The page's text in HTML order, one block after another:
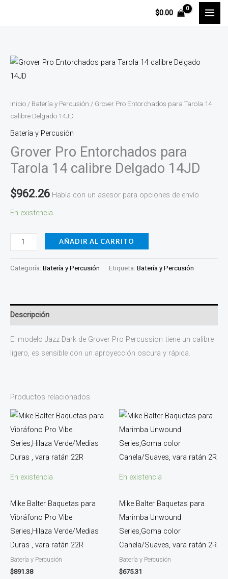
$0.00
Inicio / Batería y Percusión / Grover Pro Entorchados para Tarola 14
calibre Delgado 14JD
Batería y Percusión
Grover Pro Entorchados para
Tarola 14 calibre Delgado 14JD
$962.26 Habla con un asesor para opciones de envío
En existencia
Grover
Pro
para
Tarola
14
calibre
Delgado
14JD
cantidad
AÑADIR AL CARRITO
Categoría: Batería y Percusión Etiqueta: Batería y Percusión
Descripción
El modelo Jazz Dark de Grover Pro Percussion tiene un calibre
ligero, es sensible con un aproyección oscura y rápida.
Productos relacionados
En existencia
Mike Balter Baquetas para
Vibráfono Pro Vibe
Series,Hilaza Verde/Medias
Duras , vara ratán 22R
Batería y Percusión
$891.38
En existencia
Mike Balter Baquetas para
Marimba Unwound
Series,Goma color
Canela/Suaves, vara ratán 2R
Batería y Percusión
$675.31